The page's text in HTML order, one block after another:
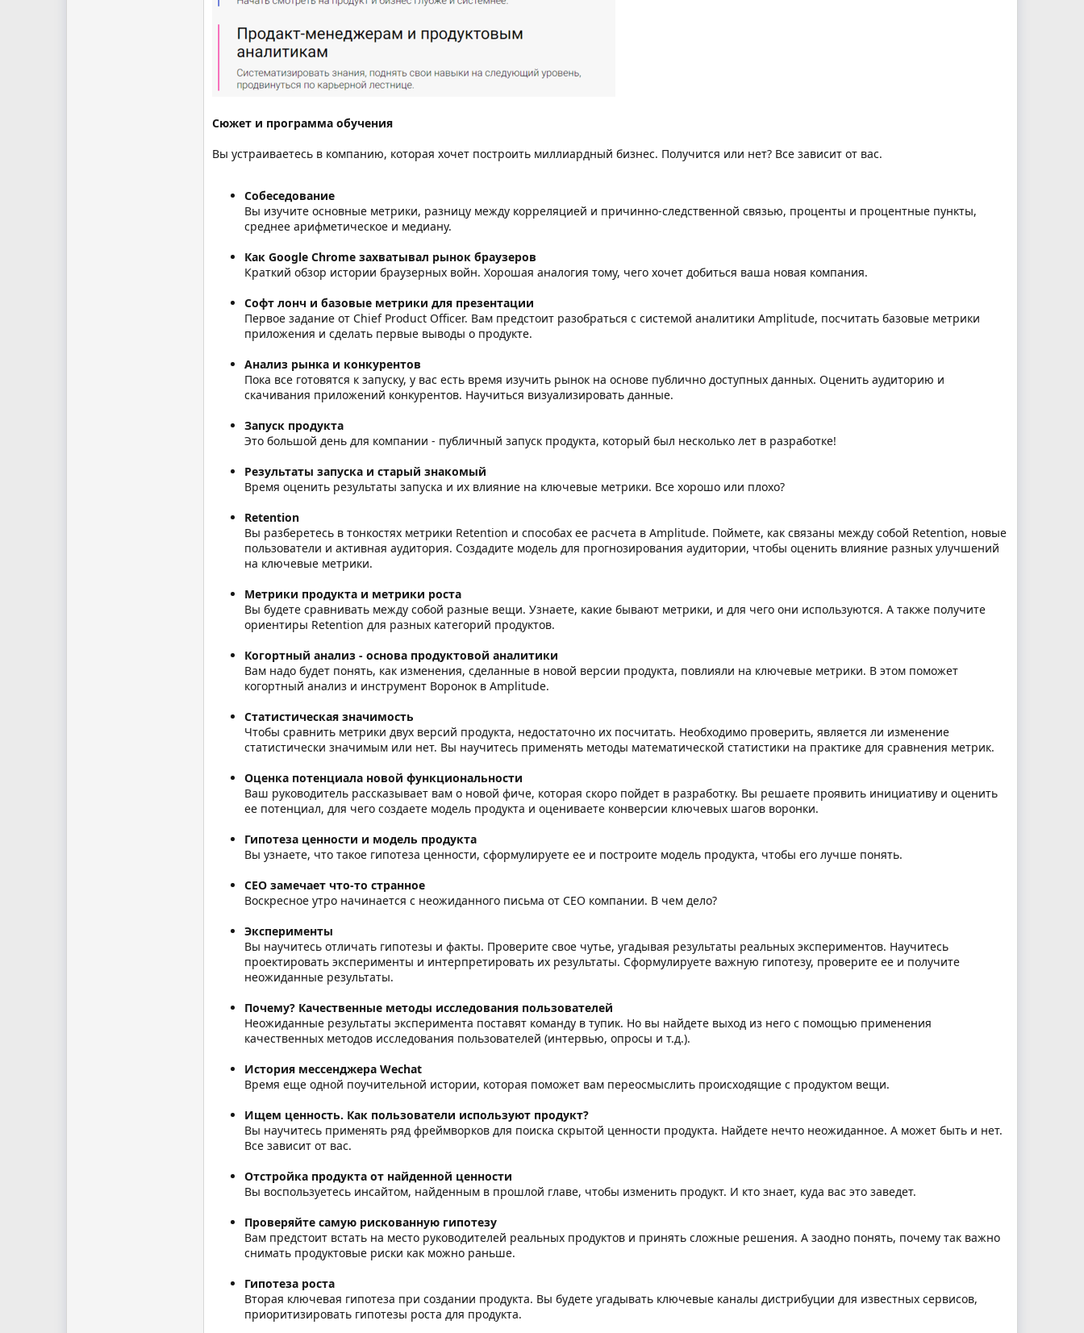
Сюжет и программа обучения
Вы устраиваетесь в компанию, которая хочет построить миллиардный бизнес. Получится или нет? Все зависит от вас.
Собеседование
Вы изучите основные метрики, разницу между корреляцией и причинно-следственной связью, проценты и процентные пункты,
среднее арифметическое и медиану.
Как Google Chrome захватывал рынок браузеров
Краткий обзор истории браузерных войн. Хорошая аналогия тому, чего хочет добиться ваша новая компания.
Софт лонч и базовые метрики для презентации
Первое задание от Chief Product Officer. Вам предстоит разобраться с системой аналитики Amplitude, посчитать базовые метрики
приложения и сделать первые выводы о продукте.
Анализ рынка и конкурентов
Пока все готовятся к запуску, у вас есть время изучить рынок на основе публично доступных данных. Оценить аудиторию и
скачивания приложений конкурентов. Научиться визуализировать данные.
Запуск продукта
Это большой день для компании - публичный запуск продукта, который был несколько лет в разработке!
Результаты запуска и старый знакомый
Время оценить результаты запуска и их влияние на ключевые метрики. Все хорошо или плохо?
Retention
Вы разберетесь в тонкостях метрики Retention и способах ее расчета в Amplitude. Поймете, как связаны между собой Retention, новые
пользователи и активная аудитория. Создадите модель для прогнозирования аудитории, чтобы оценить влияние разных улучшений
на ключевые метрики.
Метрики продукта и метрики роста
Вы будете сравнивать между собой разные вещи. Узнаете, какие бывают метрики, и для чего они используются. А также получите
ориентиры Retention для разных категорий продуктов.
Когортный анализ - основа продуктовой аналитики
Вам надо будет понять, как изменения, сделанные в новой версии продукта, повлияли на ключевые метрики. В этом поможет
когортный анализ и инструмент Воронок в Amplitude.
Статистическая значимость
Чтобы сравнить метрики двух версий продукта, недостаточно их посчитать. Необходимо проверить, является ли изменение
статистически значимым или нет. Вы научитесь применять методы математической статистики на практике для сравнения метрик.
Оценка потенциала новой функциональности
Ваш руководитель рассказывает вам о новой фиче, которая скоро пойдет в разработку. Вы решаете проявить инициативу и оценить
ее потенциал, для чего создаете модель продукта и оцениваете конверсии ключевых шагов воронки.
Гипотеза ценности и модель продукта
Вы узнаете, что такое гипотеза ценности, сформулируете ее и построите модель продукта, чтобы его лучше понять.
CEO замечает что-то странное
Воскресное утро начинается с неожиданного письма от CEO компании. В чем дело?
Эксперименты
Вы научитесь отличать гипотезы и факты. Проверите свое чутье, угадывая результаты реальных экспериментов. Научитесь
проектировать эксперименты и интерпретировать их результаты. Сформулируете важную гипотезу, проверите ее и получите
неожиданные результаты.
Почему? Качественные методы исследования пользователей
Неожиданные результаты эксперимента поставят команду в тупик. Но вы найдете выход из него с помощью применения
качественных методов исследования пользователей (интервью, опросы и т.д.).
История мессенджера Wechat
Время еще одной поучительной истории, которая поможет вам переосмыслить происходящие с продуктом вещи.
Ищем ценность. Как пользователи используют продукт?
Вы научитесь применять ряд фреймворков для поиска скрытой ценности продукта. Найдете нечто неожиданное. А может быть и нет.
Все зависит от вас.
Отстройка продукта от найденной ценности
Вы воспользуетесь инсайтом, найденным в прошлой главе, чтобы изменить продукт. И кто знает, куда вас это заведет.
Проверяйте самую рискованную гипотезу
Вам предстоит встать на место руководителей реальных продуктов и принять сложные решения. А заодно понять, почему так важно
снимать продуктовые риски как можно раньше.
Гипотеза роста
Вторая ключевая гипотеза при создании продукта. Вы будете угадывать ключевые каналы дистрибуции для известных сервисов,
приоритизировать гипотезы роста для продукта.